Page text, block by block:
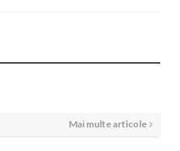
Mai multe articole